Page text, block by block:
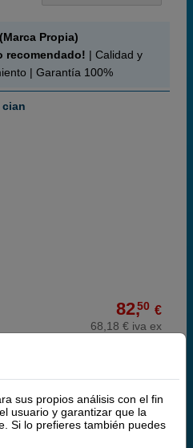
Propia)
recomendado! | Calidad y
| Garantía 100%
cian
82,50 €
68,18 € iva ex
recomendado!| Calidad y
| Garantía 100%
sus propios análisis con el fin
usuario y garantizar que la
Si lo prefieres también puedes